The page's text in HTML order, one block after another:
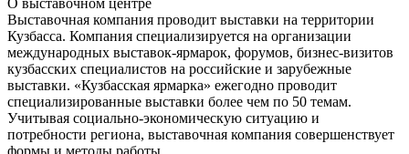
Выставочная компания проводит выставки на территории
Кузбасса. Компания специализируется на организации
международных выставок-ярмарок, форумов, бизнес-визитов
кузбасских специалистов на российские и зарубежные
выставки. «Кузбасская ярмарка» ежегодно проводит
специализированные выставки более чем по 50 темам.
Учитывая социально-экономическую ситуацию и
потребности региона, выставочная компания совершенствует
формы и методы работы.